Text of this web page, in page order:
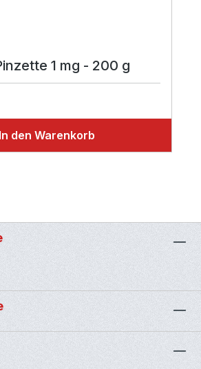
1 mg - 200 g
In den Warenkorb